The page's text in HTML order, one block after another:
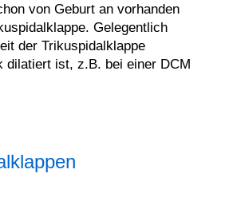
von Geburt an vorhanden
Gelegentlich
der Trikuspidalklappe
dilatiert ist, z.B. bei einer DCM